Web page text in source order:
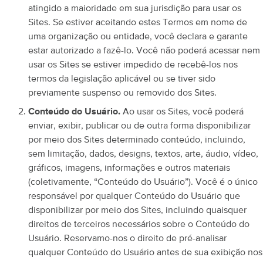
atingido a maioridade em sua jurisdição para usar os
Sites. Se estiver aceitando estes Termos em nome de
uma organização ou entidade, você declara e garante
estar autorizado a fazê-lo. Você não poderá acessar nem
usar os Sites se estiver impedido de recebê-los nos
termos da legislação aplicável ou se tiver sido
previamente suspenso ou removido dos Sites.
Conteúdo do Usuário. Ao usar os Sites, você poderá
enviar, exibir, publicar ou de outra forma disponibilizar
por meio dos Sites determinado conteúdo, incluindo,
sem limitação, dados, designs, textos, arte, áudio, vídeo,
gráficos, imagens, informações e outros materiais
(coletivamente, “Conteúdo do Usuário”). Você é o único
responsável por qualquer Conteúdo do Usuário que
disponibilizar por meio dos Sites, incluindo quaisquer
direitos de terceiros necessários sobre o Conteúdo do
Usuário. Reservamo-nos o direito de pré-analisar
qualquer Conteúdo do Usuário antes de sua exibição nos